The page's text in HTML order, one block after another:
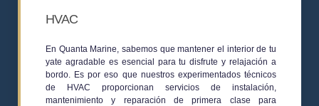
HVAC
En Quanta Marine, sabemos que mantener el interior de tu
yate agradable es esencial para tu disfrute y relajación a
bordo. Es por eso que nuestros experimentados técnicos
de HVAC proporcionan servicios de instalación,
mantenimiento y reparación de primera clase para